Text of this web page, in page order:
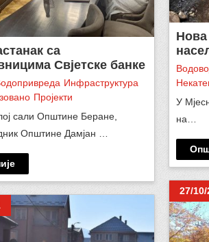
са
Свјетске банке
Инфраструктура
Пројекти
сали Општине Беране,
Општине Дамјан …
Нова
У
на…
27/